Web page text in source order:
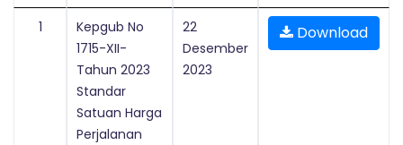
1
Kepgub No
1715-XII-
Tahun 2023
Standar
Satuan Harga
Perjalanan
22
Desember
2023
Download